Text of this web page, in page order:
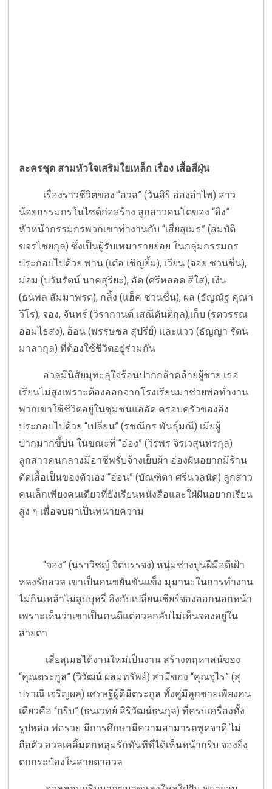
ละครชุด สามหัวใจเสริมใยเหล็ก เรื่อง เสื้อสีฝุ่น
เรื่องราวชีวิตของ “อวล” (วันสิริ อ่องอำไพ) สาว
น้อยกรรมกรในไซด์ก่อสร้าง ลูกสาวคนโตของ “อิง”
หัวหน้ากรรมกรพวกเขาทำงานกับ “เสี่ยสุเมธ” (สมบัติ
ขจรไชยกุล) ซึ่งเป็นผู้รับเหมารายย่อย ในกลุ่มกรรมกร
ประกอบไปด้วย พาน (เต๋อ เชิญยิ้ม), เวียน (จอย ชวนชื่น),
ม่อม (ปวันรัตน์ นาคสุริยะ), อัด (ศรีหลอด สีใส), เงิน
(ธนพล สัมมาพรต), กลิ้ง (แฮ็ค ชวนชื่น), ผล (ธัญณัฐ คุณา
วีโร), จอง, จันทร์ (วิรากานต์ เสณีตันติกุล),เก็บ (รตวรรณ
ออมไธสง), อ้อน (พรรษชล สุปรีย์) และแวว (ธัญญา รัตน
มาลากุล) ที่ต้องใช้ชีวิตอยู่ร่วมกัน
อวลมีนิสัยมุทะลุใจร้อนปากกล้าคล้ายผู้ชาย เธอ
เรียนไม่สูงเพราะต้องออกจากโรงเรียนมาช่วยพ่อทำงาน
พวกเขาใช้ชีวิตอยู่ในชุมชนแออัด ครอบครัวของอิง
ประกอบไปด้วย “เปลี่ยน” (รชณีกร พันธุ์มณี) เมียผู้
ปากมากขี้บ่น ในขณะที่ “อ่อง” (วิรพร จิรเวสุนทรกุล)
ลูกสาวคนกลางมีอาชีพรับจ้างเย็บผ้า อ่องฝันอยากมีร้าน
ตัดเสื้อเป็นของตัวเอง “อ่อน” (บัณฑิตา ศรีนวลนัด) ลูกสาว
คนเล็กเพียงคนเดียวที่ยังเรียนหนังสือและใฝ่ฝันอยากเรียน
สูง ๆ เพื่อจบมาเป็นทนายความ
“จอง” (นราวิชญ์ จิตบรรจง) หนุ่มช่างปูนฝีมือดีเฝ้า
หลงรักอวล เขาเป็นคนขยันขันแข็ง มุมานะในการทำงาน
ไม่กินเหล้าไม่สูบบุหรี่ อิงกับเปลี่ยนเชียร์จองออกนอกหน้า
เพราะเห็นว่าเขาเป็นคนดีแต่อวลกลับไม่เห็นจองอยู่ใน
สายตา
เสี่ยสุเมธได้งานใหม่เป็นงาน สร้างคฤหาสน์ของ
“คุณตระกูล” (วิวัฒน์ ผสมทรัพย์) สามีของ “คุณจุไร” (สุ
ปราณี เจริญผล) เศรษฐีผู้ดีมีตระกูล ทั้งคู่มีลูกชายเพียงคน
เดียวคือ “กริบ” (ธนเวทย์ สิริวัฒน์ธนกุล) ที่ครบเครื่องทั้ง
รูปหล่อ พ่อรวย มีการศึกษามีความสามารถพูดจาดี ไม่
ถือตัว อวลเคลิ้มตกหลุมรักทันทีที่ได้เห็นหน้ากริบ จองยิ่ง
ตกกระป๋องในสายตาอวล